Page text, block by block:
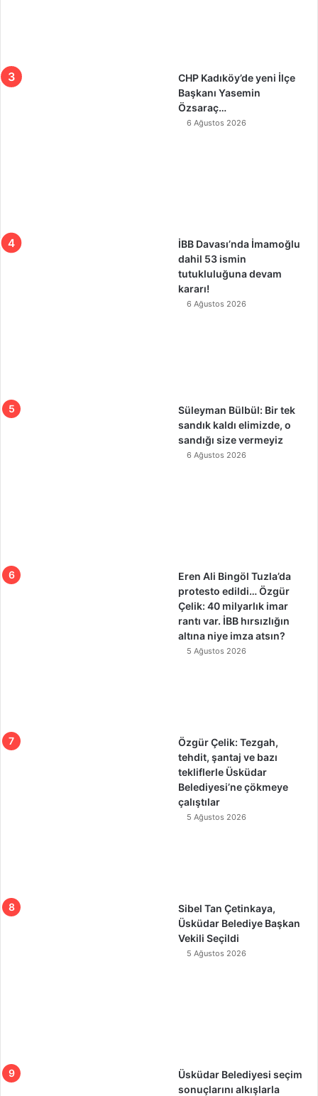
CHP Kadıköy’de yeni İlçe
Başkanı Yasemin
Özsaraç…
6 Ağustos 2026
İBB Davası’nda İmamoğlu
dahil 53 ismin
tutukluluğuna devam
kararı!
6 Ağustos 2026
Süleyman Bülbül: Bir tek
sandık kaldı elimizde, o
sandığı size vermeyiz
6 Ağustos 2026
Eren Ali Bingöl Tuzla’da
protesto edildi… Özgür
Çelik: 40 milyarlık imar
rantı var. İBB hırsızlığın
altına niye imza atsın?
5 Ağustos 2026
Özgür Çelik: Tezgah,
tehdit, şantaj ve bazı
tekliflerle Üsküdar
Belediyesi’ne çökmeye
çalıştılar
5 Ağustos 2026
Sibel Tan Çetinkaya,
Üsküdar Belediye Başkan
Vekili Seçildi
5 Ağustos 2026
Üsküdar Belediyesi seçim
sonuçlarını alkışlarla